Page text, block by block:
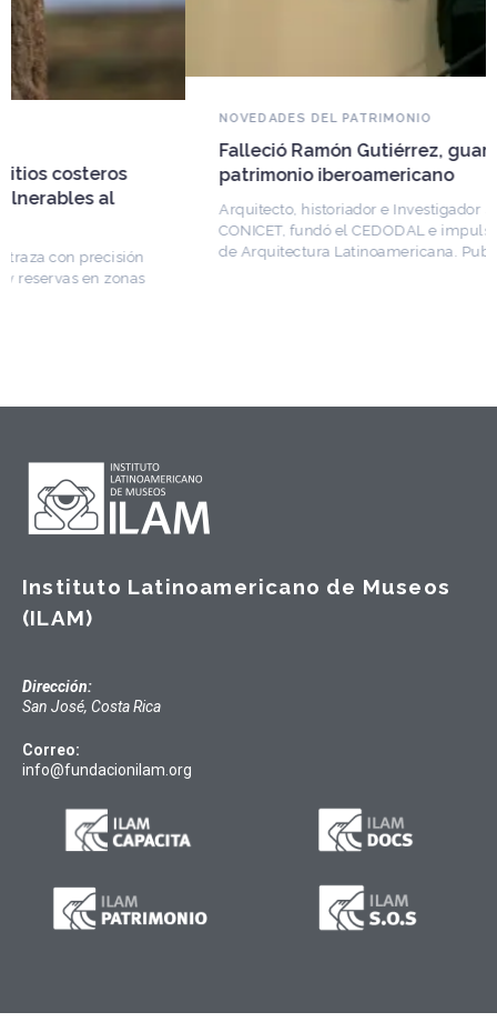
NOVEDADES DEL PATRIMONIO
Falleció Ramón Gutiérrez, guardián del
patrimonio iberoamericano
Arquitecto, historiador e Investigador Superior del
CONICET, fundó el CEDODAL e impulsó los Seminarios
de Arquitectura Latinoamericana. Publicó más de
Instituto Latinoamericano de Museos
(ILAM)
Dirección:
San José, Costa Rica
Correo:
info@fundacionilam.org